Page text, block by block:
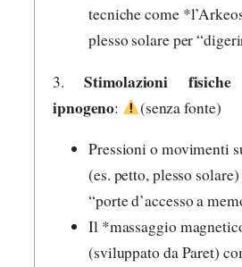
tecniche come
plesso solare per
3.Stimolazioni
ipnogeno: (senza fonte)
Pressioni o movimenti
(es. petto, plesso
“porte d’accesso a
Il *massaggio
(sviluppato da Paret)